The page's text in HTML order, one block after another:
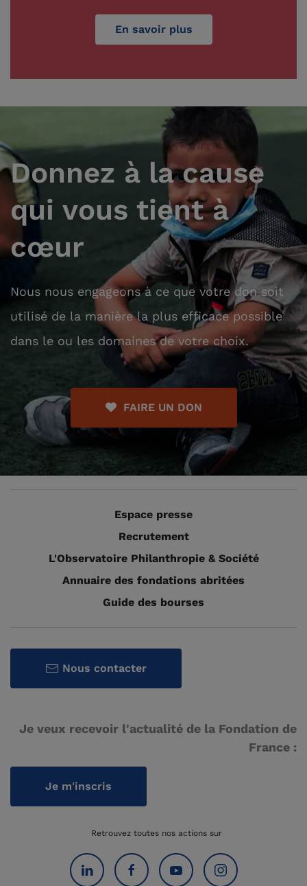
En savoir plus
Donnez à la cause
qui vous tient à
cœur
Nous nous engageons à ce que votre don soit
utilisé de la manière la plus efficace possible
dans le ou les domaines de votre choix.
FAIRE UN DON
Espace presse
Recrutement
L'Observatoire Philanthropie & Société
Annuaire des fondations abritées
Guide des bourses
Nous contacter
Je veux recevoir l'actualité de la Fondation de
France :
Je m'inscris
Retrouvez toutes nos actions sur